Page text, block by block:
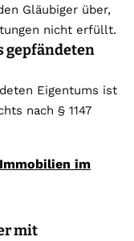
Gläubiger über,
nicht erfüllt.
gepfändeten
Eigentums ist
nach § 1147
im
mit